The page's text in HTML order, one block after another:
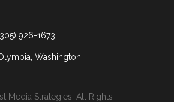
926-1673
Washington
Media Strategies, All Rights